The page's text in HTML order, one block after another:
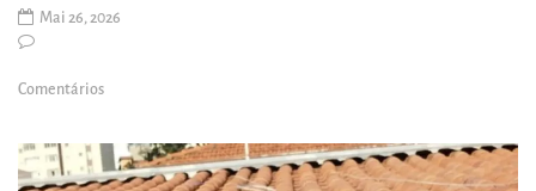
Mai 26, 2026
Comentários